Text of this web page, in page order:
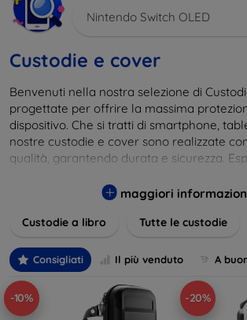
Nintendo Switch OLED
Custodie e cover
Benvenuti nella nostra selezione di
progettate per offrire la massima
dispositivo. Che si tratti di smartphone,
nostre custodie e cover sono realizzate
qualità, garantendo durata e sicurezza.
esigenza e gusto. Proteggete il vostro
maggiori
Custodie a libro Tutte le custodie
Consigliati Il più venduto A
-10% -20%